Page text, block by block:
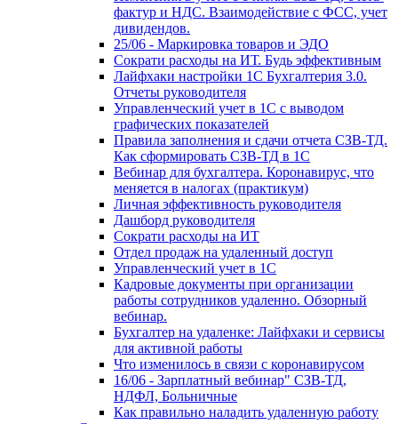
фактур и НДС. Взаимодействие с ФСС, учет
дивидендов.
25/06 - Маркировка товаров и ЭДО
Сократи расходы на ИТ. Будь эффективным
Лайфхаки настройки 1С Бухгалтерия 3.0.
Отчеты руководителя
Управленческий учет в 1С с выводом
графических показателей
Правила заполнения и сдачи отчета СЗВ-ТД.
Как сформировать СЗВ-ТД в 1С
Вебинар для бухгалтера. Коронавирус, что
меняется в налогах (практикум)
Личная эффективность руководителя
Дашборд руководителя
Сократи расходы на ИТ
Отдел продаж на удаленный доступ
Управленческий учет в 1С
Кадровые документы при организации
работы сотрудников удаленно. Обзорный
вебинар.
Бухгалтер на удаленке: Лайфхаки и сервисы
для активной работы
Что изменилось в связи с коронавирусом
16/06 - Зарплатный вебинар" СЗВ-ТД,
НДФЛ, Больничные
Как правильно наладить удаленную работу